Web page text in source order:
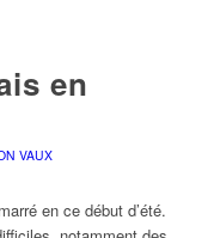
en
VAUX
en ce début d’été.